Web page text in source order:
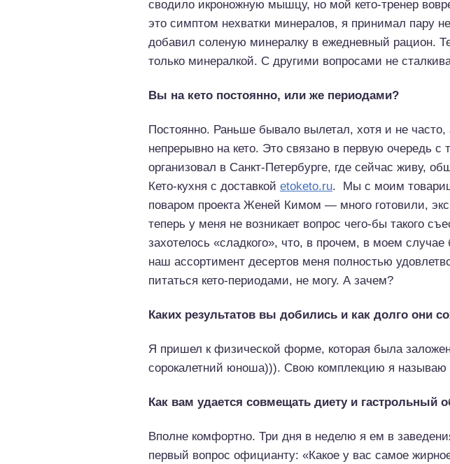
сводило икроножную мышцу, но мой кето-тренер
это симптом нехватки минералов, я принимал пару
добавил соленую минералку в ежедневный рацион.
только минералкой. С другими вопросами не
Вы на кето постоянно, или же периодами?
Постоянно. Раньше бывало вылетал, хотя и не часто,
непрерывно на кето. Это связано в первую очередь с
организовал в Санкт-Петербурге, где сейчас живу,
Кето-кухня с доставкой etoketo.ru. Мы с моим
поваром проекта Женей Кимом — много готовили,
теперь у меня не возникает вопрос чего-бы такого
захотелось «сладкого», что, в прочем, в моем случае
наш ассортимент десертов меня полностью
питаться кето-периодами, не могу. А зачем?
Каких результатов вы добились и как долго они
Я пришел к физической форме, которая была
сорокалетний юноша))). Свою комплекцию я
Как вам удается совмещать диету и гастрольный
Вполне комфортно. Три дня в неделю я ем в
первый вопрос официанту: «Какое у вас самое